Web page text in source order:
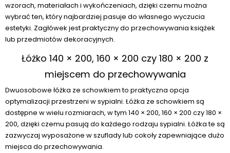
wzorach, materiałach i wykończeniach, dzięki czemu można
wybrać ten, który najbardziej pasuje do własnego wyczucia
estetyki. Zagłówek jest praktyczny do przechowywania książek
lub przedmiotów dekoracyjnych.
Łóżko 140 × 200, 160 × 200 czy 180 × 200 z
miejscem do przechowywania
Dwuosobowe łóżka ze schowkiem to praktyczna opcja
optymalizacji przestrzeni w sypialni. Łóżka ze schowkiem są
dostępne w wielu rozmiarach, w tym 140 × 200, 160 × 200 czy 180 ×
200, dzięki czemu pasują do każdego rodzaju sypialni. Łóżka te są
zazwyczaj wyposażone w szuflady lub cokoły zapewniające dużo
miejsca do przechowywania.